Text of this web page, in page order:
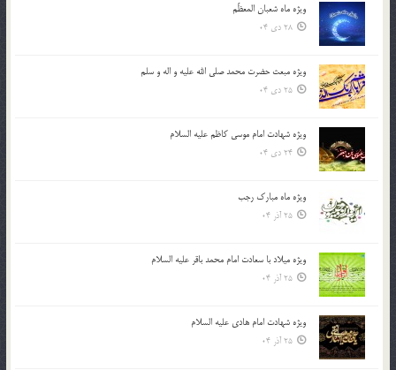
ویژه ماه شعبان المعظّم
28 دی 04
ویژه مبعث حضرت محمد صلی الله علیه و اله و سلم
25 دی 04
ویژه شهادت امام موسی کاظم علیه السلام
24 دی 04
ویژه ماه مبارک رجب
25 آذر 04
ویژه میلاد با سعادت امام محمد باقر علیه السلام
25 آذر 04
ویژه شهادت امام هادی علیه السلام
25 آذر 04